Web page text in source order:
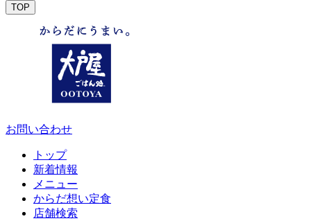
TOP
お問い合わせ
トップ
新着情報
メニュー
からだ想い定食
店舗検索